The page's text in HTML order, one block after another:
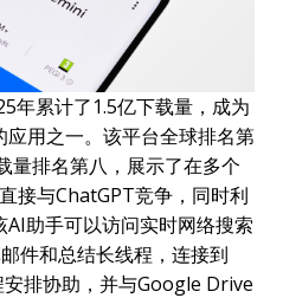
年累计了1.5亿下载量，成为
用之一。该平台全球排名第
量排名第八，展示了在多个
接与ChatGPT竞争，同时利
助手可以访问实时网络搜索
件和总结长线程，连接到
排协助，并与Google Drive